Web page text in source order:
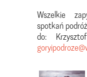
Wszelkie
spotkań
do: